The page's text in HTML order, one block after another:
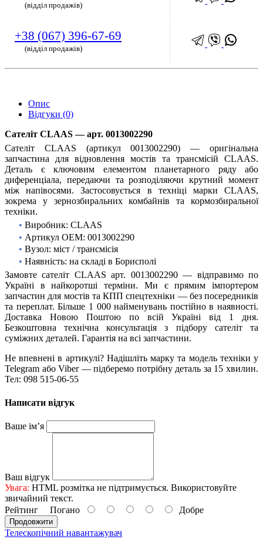
(відділ продажів)
+38 (067) 396-67-69
(відділ продажів)
Опис
Відгуки (0)
Сателіт CLAAS — арт. 0013002290
Сателіт CLAAS (артикул 0013002290) — оригінальна
запчастина для відновлення мостів та трансмісій CLAAS.
Деталь є ключовим елементом планетарного ряду або
диференціала, передаючи та розподіляючи крутний момент
між напівосями. Застосовується в техніці марки CLAAS,
зокрема у зернозбиральних комбайнів та кормозбиральної
техніки.
• Виробник: CLAAS
• Артикул OEM: 0013002290
• Вузол: міст / трансмісія
• Наявність: на складі в Борисполі
Замовте сателіт CLAAS арт. 0013002290 — відправимо по
Україні в найкоротші терміни. Ми є прямим імпортером
запчастин для мостів та КПП спецтехніки — без посередників
та переплат. Більше 1 000 найменувань постійно в наявності.
Доставка Новою Поштою по всій Україні від 1 дня.
Безкоштовна технічна консультація з підбору сателіт та
суміжних деталей. Гарантія на всі запчастини.
Не впевнені в артикулі? Надішліть марку та модель техніки у
Telegram або Viber — підберемо потрібну деталь за 15 хвилин.
Тел: 098 515-06-55
Написати відгук
Ваше ім’я
Ваш відгук
Увага: HTML розмітка не підтримується. Використовуйте
звичайний текст.
Рейтинг Погано Добре
Продовжити
Телескопічний навантажувач